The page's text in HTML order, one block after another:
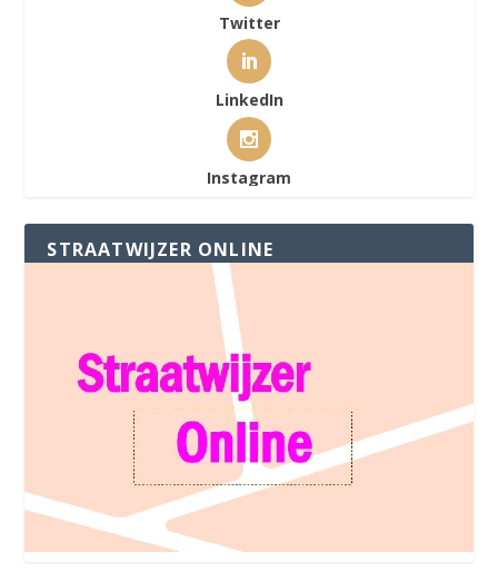
Twitter
LinkedIn
Instagram
STRAATWIJZER ONLINE